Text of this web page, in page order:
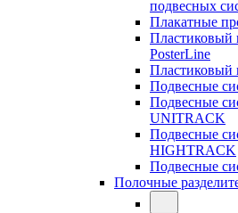
подвесных
Плакатные
Пластиковый
PosterLine
Пластиковый
Подвесные
Подвесные
UNITRACK
Подвесные
HIGHTRACK
Подвесные
Полочные